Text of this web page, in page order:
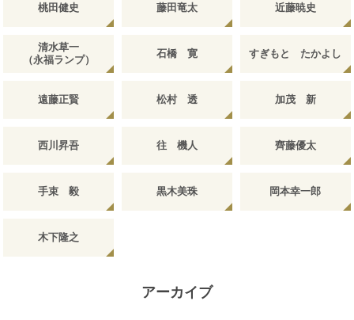
桃田健史 藤田竜太 近藤暁史
清水草一
（永福ランプ）
石橋 寛 すぎもと たかよし
遠藤正賢 松村 透 加茂 新
西川昇吾 往 機人 齊藤優太
手束 毅 黒木美珠 岡本幸一郎
木下隆之
アーカイブ